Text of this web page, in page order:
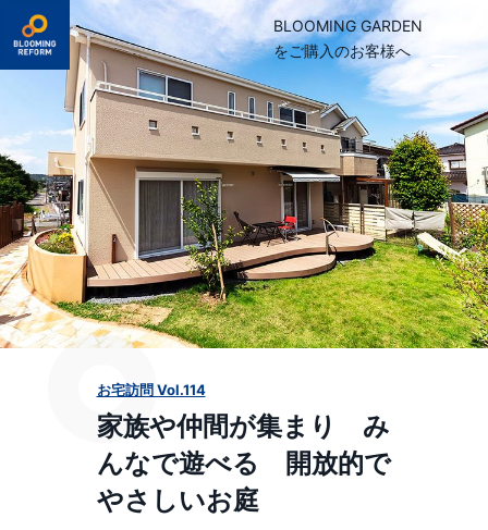
BLOOMING GARDEN
をご購入のお客様へ
お宅訪問 Vol.114
家族や仲間が集まり み
んなで遊べる
開放的で
やさしいお庭